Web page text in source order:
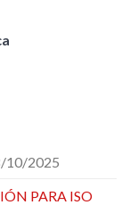
10/2025
PARA ISO